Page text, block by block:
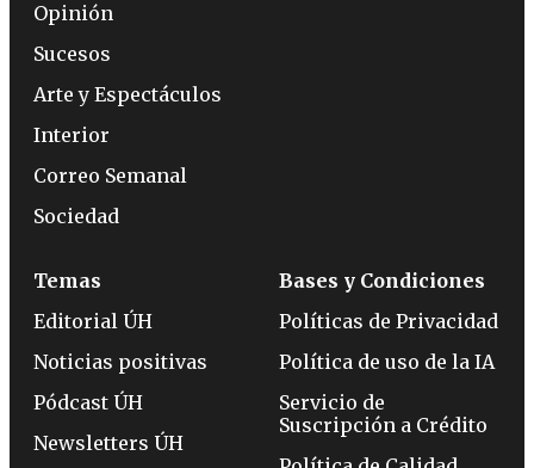
Opinión
Sucesos
Arte y Espectáculos
Interior
Correo Semanal
Sociedad
Temas
Editorial ÚH
Noticias positivas
Pódcast ÚH
Newsletters ÚH
Bases y Condiciones
Políticas de Privacidad
Política de uso de la IA
Servicio de
Suscripción a Crédito